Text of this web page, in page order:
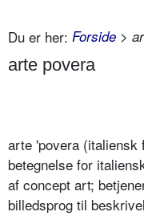
Du er her: Forside >
arte povera
arte 'povera
betegnelse for
af concept art;
billedsprog til